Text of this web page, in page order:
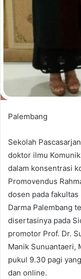
Palembang
Sekolah
doktor ilmu
dalam konsentrasi
Promovendus
dosen pada
Darma Palembang
disertasinya pada
promotor Prof. Dr.
Manik Sunuantaeri,
pukul 9.30 pagi
dan online.